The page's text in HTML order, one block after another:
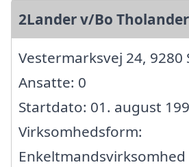
2Lander v/Bo Tholander
Vestermarksvej 24,
Ansatte: 0
Startdato: 01. august
Virksomhedsform:
Enkeltmandsvirksomhed